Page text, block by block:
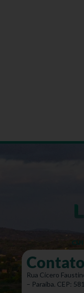
Contato
Rua Cícero
– Paraíba. CEP: